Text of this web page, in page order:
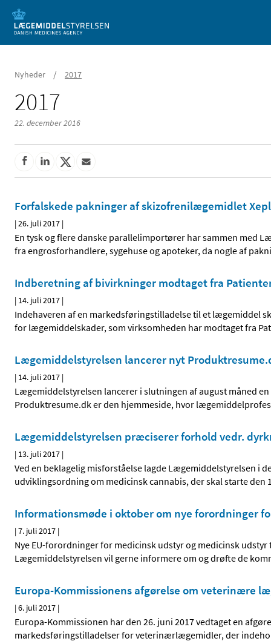
Mobil visning
Nyheder / 2017
2017
22. december 2016
Forfalskede pakninger af skizofrenilægemidlet
|26. juli 2017 |
En tysk og flere danske parallelimportører har sammen med
fra engrosforhandlere, sygehuse og apoteker, da nogle af
Indberetning af bivirkninger modtaget fra
| 14. juli 2017 |
Indehaveren af en markedsføringstilladelse til et lægemiddel
for lægemiddelskader, som virksomheden har modtaget fra
Lægemiddelstyrelsen lancerer nyt
| 14. juli 2017 |
Lægemiddelstyrelsen lancerer i slutningen af august måned
Produktresume.dk er den hjemmeside, hvor
Lægemiddelstyrelsen præciserer forhold vedr.
| 13. juli 2017 |
Ved en beklagelig misforståelse lagde Lægemiddelstyrelsen i
udviklingsordning om medicinsk cannabis, der skal starte den
Informationsmøde i oktober om nye forordninger
|7. juli 2017 |
Nye EU-forordninger for medicinsk udstyr og medicinsk
Lægemiddelstyrelsen vil gerne informere om og drøfte de
Europa-Kommissionens afgørelse om veterinære
|6. juli 2017 |
Europa-Kommissionen har den 26. juni 2017 vedtaget en
markedsføringstilladelser for veterinærlægemidler, der